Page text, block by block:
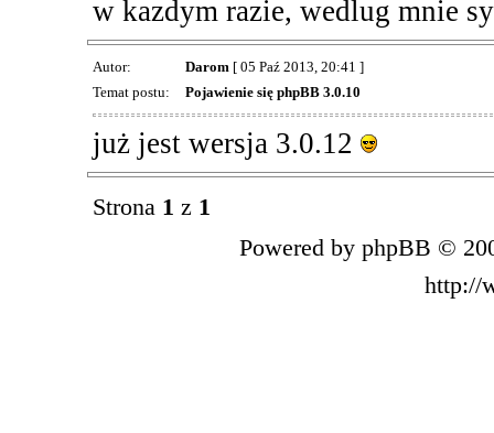
w kazdym razie, wedlug mnie
Autor: Darom [ 05 Paź 2013, 20:41 ]
Temat postu:
Pojawienie się phpBB 3.0.10
już jest wersja 3.0.12
Strona 1 z 1
Powered by phpBB ©
http://